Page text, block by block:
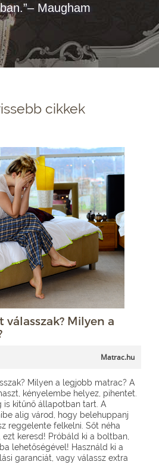
Maugham
cikkek
Milyen a
Matrac.hu
Milyen a legjobb matrac? A
kényelembe helyez, pihentet.
is kitűnő állapotban tart. A
alig várod, hogy belehuppanj
reggelente felkelni. Sőt néha
keresd! Próbáld ki a boltban,
lehetőségével! Használd ki a
garanciát, vagy válassz extra